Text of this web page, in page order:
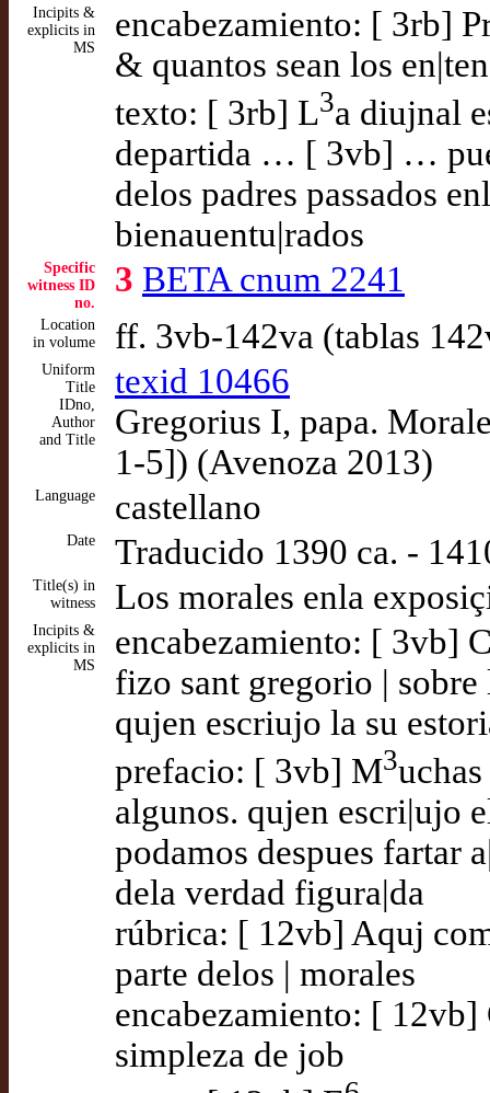
Incipits &
explicits in
MS
encabezamiento: [ 3rb]
& quantos sean los
texto: [ 3rb] L3a diujnal
departida … [ 3vb] …
delos padres passados
bienauentu|rados
Specific
witness ID
no.
3 BETA cnum 2241
Location
in volume
ff. 3vb-142va (tablas
Uniform
Title
IDno,
Author
and Title
texid 10466
Gregorius I, papa.
1-5]) (Avenoza 2013)
Language castellano
Date Traducido 1390 ca. -
Title(s) in
witness
Los morales enla
Incipits &
explicits in
MS
encabezamiento: [ 3vb]
fizo sant gregorio |
qujen escriujo la su
prefacio: [ 3vb] M3
algunos. qujen
podamos despues fartar
dela verdad figura|da
rúbrica: [ 12vb] Aquj
parte delos | morales
encabezamiento: [
simpleza de job